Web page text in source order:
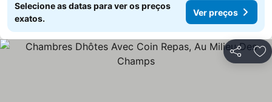
Selecione as datas para ver os preços
exatos.
Ver preços
Partilhar